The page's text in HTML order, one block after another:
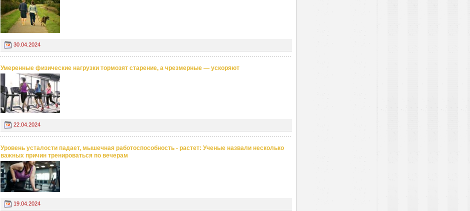
30.04.2024
Умеренные физические нагрузки тормозят старение, а чрезмерные — ускоряют
22.04.2024
Уровень усталости падает, мышечная работоспособность - растет: Ученые назвали несколько
важных причин тренироваться по вечерам
19.04.2024